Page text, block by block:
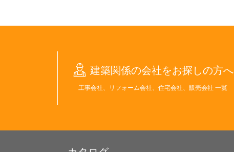
建築関係の会社をお探しの方へ
工事会社、リフォーム会社、住宅会社、販売会社 一覧